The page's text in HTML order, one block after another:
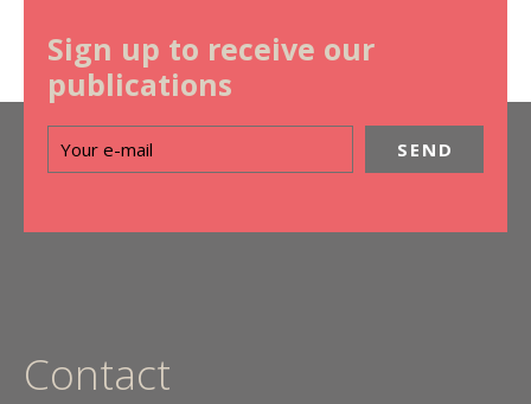
Sign up to receive our
publications
Contact